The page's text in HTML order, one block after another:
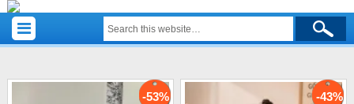
-53% -43%